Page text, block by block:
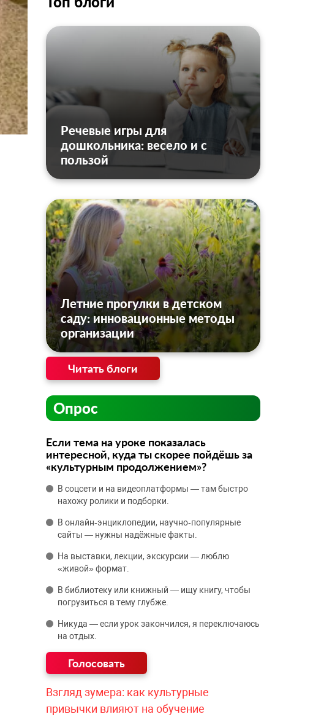
Речевые игры для
дошкольника: весело и с
пользой
Летние прогулки в детском
саду: инновационные методы
организации
Читать блоги
Опрос
Если тема на уроке показалась
интересной, куда ты скорее пойдёшь за
«культурным продолжением»?
В соцсети и на видеоплатформы — там быстро
нахожу ролики и подборки.
В онлайн‑энциклопедии, научно‑популярные
сайты — нужны надёжные факты.
На выставки, лекции, экскурсии — люблю
«живой» формат.
В библиотеку или книжный — ищу книгу, чтобы
погрузиться в тему глубже.
Никуда — если урок закончился, я переключаюсь
на отдых.
Взгляд зумера: как культурные
привычки влияют на обучение